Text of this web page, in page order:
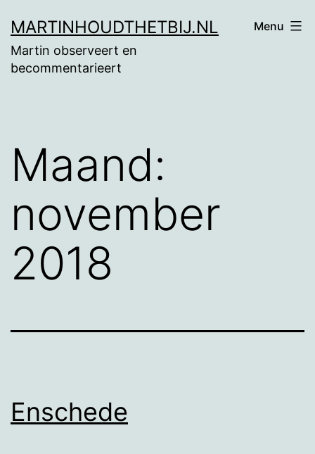
naar
de
MARTINHOUDTHETBIJ.NL
Martin observeert en
becommentarieert
Menu
Maand:
november
2018
Enschede